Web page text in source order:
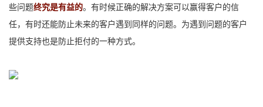
些问题终究是有益的。有时候正确的解决方案可以赢得客户的信
任，有时还能防止未来的客户遇到同样的问题。为遇到问题的客户
提供支持也是防止拒付的一种方式。